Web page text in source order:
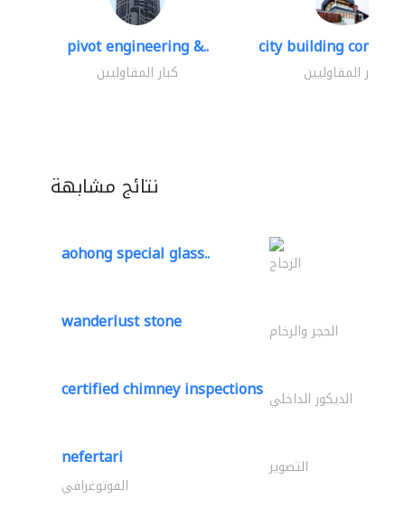
pivot engineering &..
كبار المقاوليين
city building
كبار المقاوليين
نتائج مشابهة
aohong special glass.. الزجاج
wanderlust stone الحجر والرخام
certified chimney inspections الديكور الداخلي
nefertari التصوير
الفوتوغرافي